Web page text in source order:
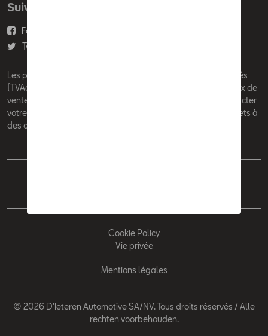
Suivez nous
Facebook
Twitter
Les prix affichés sur le présent site sont des prix recommandés
(TVAc), hors éventuels frais de montage. Pour connaitre le prix de
vente actuel et les éventuels frais de montage, veuillez contacter
votre concessionnaire/agent. Les prix recommandés sont sujets à
des changements sans préavis.
Mentions légales
Cookie Policy
Vie privée
© 2026 D'Ieteren Automotive SA/NV. Tous droits réservés / Alle
rechten voorbehouden.